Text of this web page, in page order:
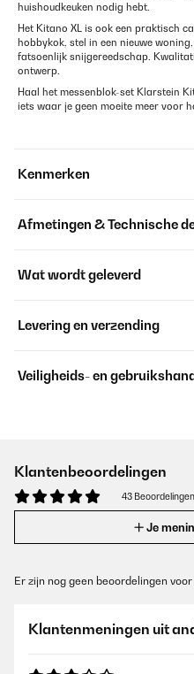
huishoudkeuken nodig hebt.
Het Kitano XL is ook een praktisch
hobbykok, stel in een nieuwe
fatsoenlijk snijgereedschap.
ontwerp.
Haal het messenblok-set Klarstein
iets waar je geen moeite meer voor
Kenmerken
Afmetingen & Technische
Wat wordt geleverd
Levering en verzending
Veiligheids- en
Klantenbeoordelingen
43 Beoordelingen
Je
Er zijn nog geen beoordelingen
Klantenmeningen uit